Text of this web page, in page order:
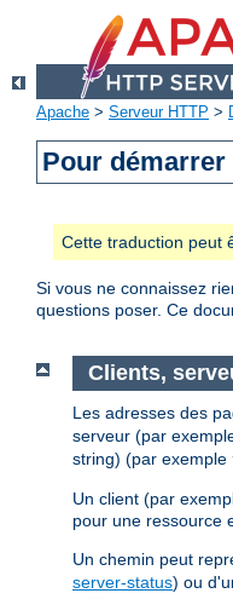
Apache > Serveur HTTP >
Pour démarrer
Cette traduction peut
Si vous ne connaissez
questions poser. Ce
Clients,
Les adresses des
serveur (par
string) (par exemple
Un client (par
pour une ressource
Un chemin peut
server-status) ou